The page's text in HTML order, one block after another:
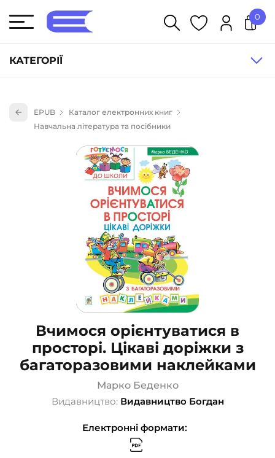
КАТЕГОРІЇ
Книги для дітей (835)
Науково-популярна література (1015)
Навчальна література та посібники (527)
Енциклопедії, довідники, словники (55)
Подарункові сертифікати (1)
0
EPUB
Каталог електронних книг
Навчальна література та посібники
Вчимося орієнтуватися в
просторі. Цікаві доріжки з
багаторазовими наклейками
Марко Беденко
Видавництво: Видавництво Богдан
Електронні формати: